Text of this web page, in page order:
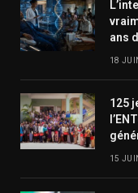
ans
18
125
15